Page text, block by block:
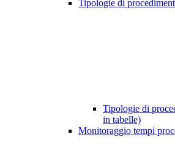
Tipologie di
Tipologie di
in tabelle)
Monitoraggio tempi